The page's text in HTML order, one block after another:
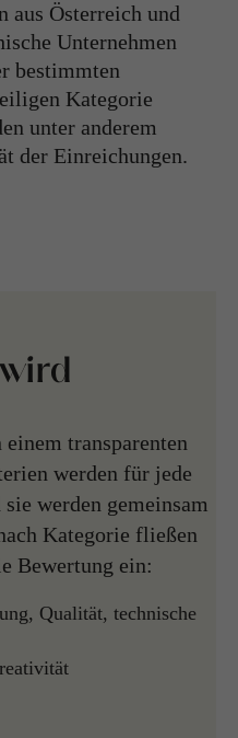
aus Österreich und
Unternehmen
bestimmten
Kategorie
unter anderem
der Einreichungen.
transparenten
werden für jede
werden gemeinsam
Kategorie fließen
Bewertung ein:
Qualität, technische